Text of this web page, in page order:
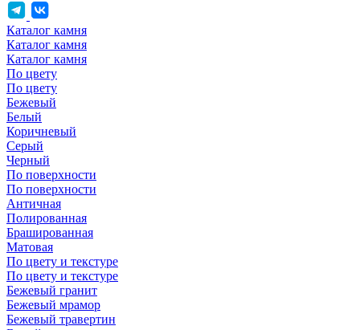
Каталог камня
Каталог камня
Каталог камня
По цвету
По цвету
Бежевый
Белый
Коричневый
Серый
Черный
По поверхности
По поверхности
Античная
Полированная
Брашированная
Матовая
По цвету и текстуре
По цвету и текстуре
Бежевый гранит
Бежевый мрамор
Бежевый травертин